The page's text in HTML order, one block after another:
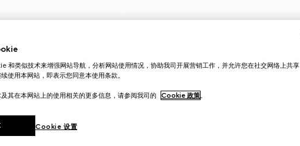
和类似技术来增强网站导航，分析网站使用情况，协助我司开展营销工作，并允许您在社交网络上共享
使用本网站，即表示您同意本使用条款。
其在本网站上的使用相关的更多信息，请参阅我司的 Cookie 政策。
Cookie 设置